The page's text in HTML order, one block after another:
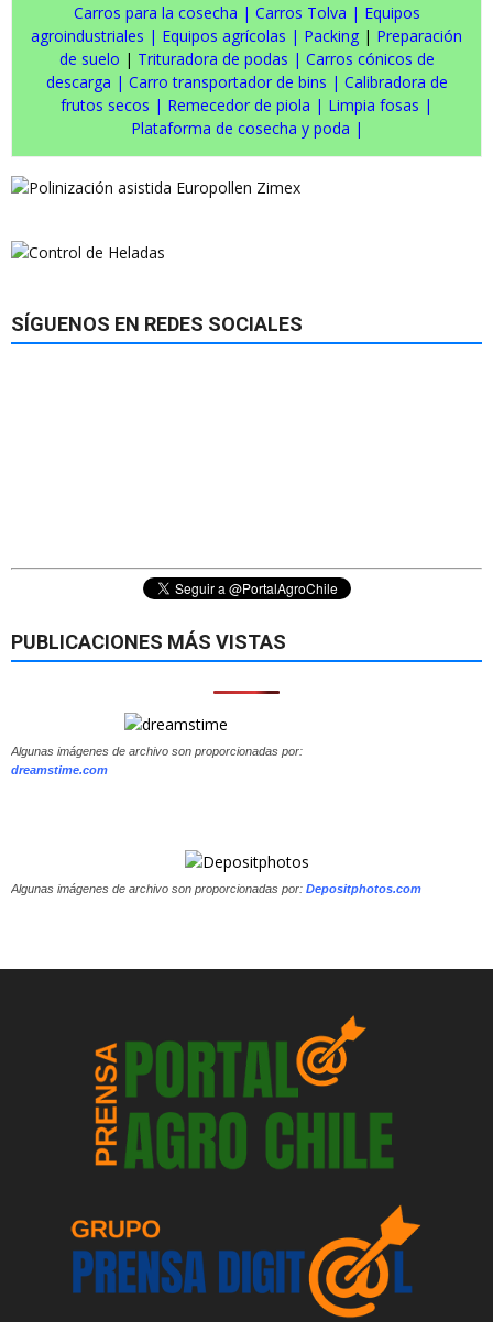
Carros para la cosecha | Carros Tolva | Equipos
agroindustriales | Equipos agrícolas | Packing | Preparación
de suelo | Trituradora de podas | Carros cónicos de
descarga | Carro transportador de bins | Calibradora de
frutos secos | Remecedor de piola | Limpia fosas |
Plataforma de cosecha y poda |
SÍGUENOS EN REDES SOCIALES
PUBLICACIONES MÁS VISTAS
Algunas imágenes de archivo son proporcionadas por:
dreamstime.com
Algunas imágenes de archivo son proporcionadas por: Depositphotos.com